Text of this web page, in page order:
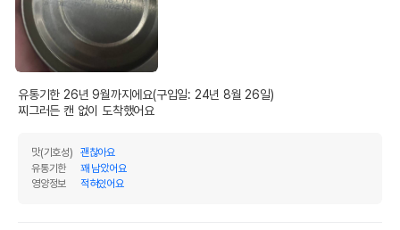
상품 필수 정보
100g 모아보기
법에 의한 인증,허가 등을
경우 그에 대한 사항
제조국 또는 원산지
유통기한 26년 9월까지에요(구입일: 24년 8월 26일)
찌그러든 캔 없이 도착했어요
맛(기호성)
괜찮아요
유통기한
꽤 남았어요
영양정보
적혀있어요